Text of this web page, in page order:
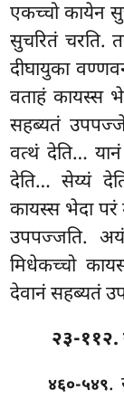
एकच्चो कायेन
सुचरितं चरति.
दीघायुका
वताहं कायस्स
सहब्यतं
वत्थं देति…
देति… सेय्यं
कायस्स भेदा
उपपज्जति.
मिधेकच्चो
देवानं सहब्यतं
२३-११२.
४६०-५४९.